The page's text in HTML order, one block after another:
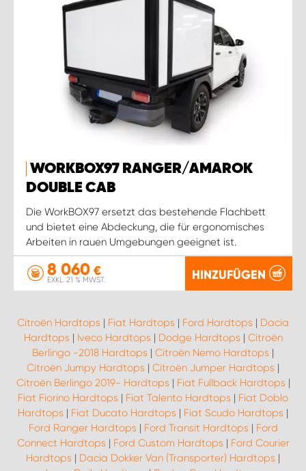
WORKBOX97 RANGER/AMAROK
DOUBLE CAB
Die WorkBOX97 ersetzt das bestehende Flachbett
und bietet eine Abdeckung, die für ergonomisches
Arbeiten in rauen Umgebungen geeignet ist.
8 060 €
EXKL. 21 % MWST. HINZUFÜGEN
Citroën Hardtops | Fiat Hardtops | Ford Hardtops | Dacia
Hardtops | Iveco Hardtops | Dodge Hardtops | Citroën
Berlingo -2018 Hardtops | Citroën Nemo Hardtops |
Citroën Jumpy Hardtops | Citroën Jumper Hardtops |
Citroën Berlingo 2019- Hardtops | Fiat Fullback Hardtops |
Fiat Fiorino Hardtops | Fiat Talento Hardtops | Fiat Doblo
Hardtops | Fiat Ducato Hardtops | Fiat Scudo Hardtops |
Ford Ranger Hardtops | Ford Transit Hardtops | Ford
Connect Hardtops | Ford Custom Hardtops | Ford Courier
Hardtops | Dacia Dokker Van (Transporter) Hardtops |